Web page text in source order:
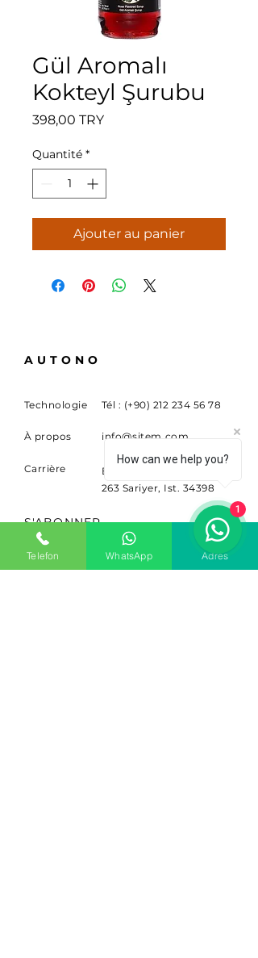
Gül Aromalı
Kokteyl Şurubu
398,00 TRYPrix
Quantité *
Ajouter au panier
AUTONO
Technologie Tél : (+90) 212 234 56 78
À propos info@sitem.com
Carrière
Buyukdere Cad. Non.
263 Sariyer, Ist. 34398
S'ABONNER
Inscrivez-vous pour recevoir
des nouvelles et des mises à
Telefon WhatsApp Adres
How can we help you?
1